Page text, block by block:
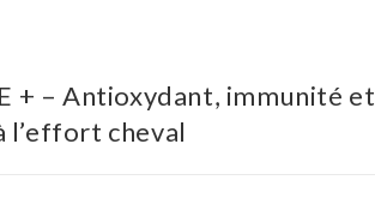
+ – Antioxydant, immunité et
l’effort cheval